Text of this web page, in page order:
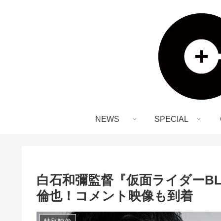
NEWS SPECIAL
⽩⽯和彌監督『仮⾯ライダー
倫也！コメント映像も到着